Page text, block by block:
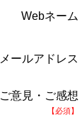
Webネーム
メールアドレス
ご意見・ご感想
【必須】